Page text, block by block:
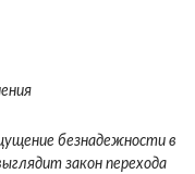
безнадежности в
закон перехода